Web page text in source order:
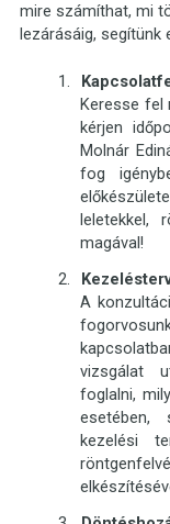
mire számíthat, mi
lezárásáig, segítünk
Keresse fel
kérjen
Molnár
fog
leletekkel,
magával!
A
vizsgálat
foglalni,
kezelési